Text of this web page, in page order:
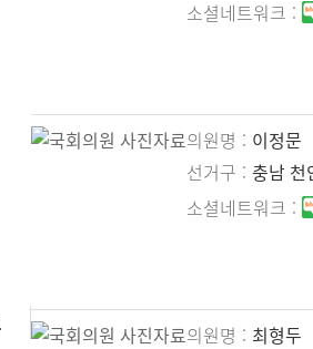
소셜네트워크
의원명 이정문
선거구
충남 천
소셜네트워크
의원명 최형두